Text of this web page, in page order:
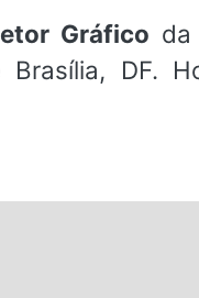
Gráfico da
DF.